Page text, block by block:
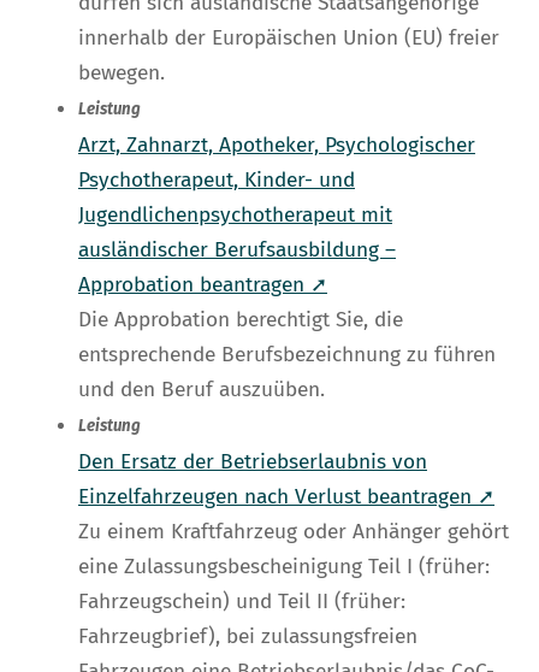
innerhalb der Europäischen Union (EU) freier
bewegen.
Leistung
Arzt, Zahnarzt, Apotheker, Psychologischer
Psychotherapeut, Kinder- und
Jugendlichenpsychotherapeut mit
ausländischer Berufsausbildung –
Approbation beantragen ➚
Die Approbation berechtigt Sie, die
entsprechende Berufsbezeichnung zu führen
und den Beruf auszuüben.
Leistung
Den Ersatz der Betriebserlaubnis von
Einzelfahrzeugen nach Verlust beantragen ➚
Zu einem Kraftfahrzeug oder Anhänger gehört
eine Zulassungsbescheinigung Teil I (früher:
Fahrzeugschein) und Teil II (früher:
Fahrzeugbrief), bei zulassungsfreien